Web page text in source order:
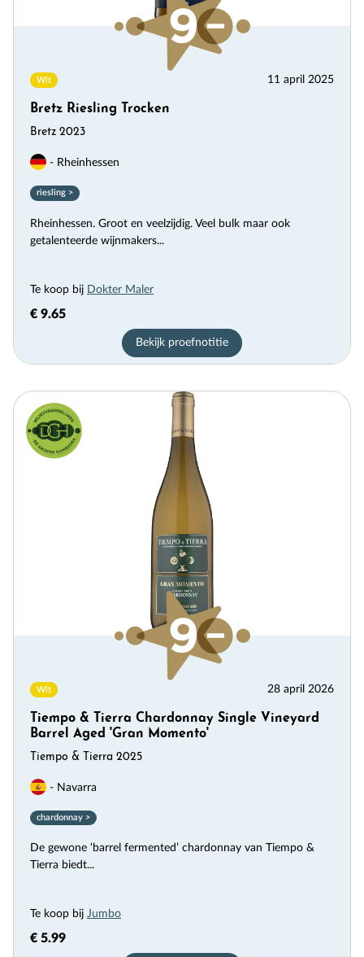
Wit 11 april 2025
Bretz Riesling Trocken
Bretz 2023
- Rheinhessen
riesling >
Rheinhessen. Groot en veelzijdig. Veel bulk maar ook
getalenteerde wijnmakers...
Te koop bij Dokter Maler
€ 9.65
Bekijk proefnotitie
Wit 28 april 2026
Tiempo & Tierra Chardonnay Single Vineyard
Barrel Aged 'Gran Momento'
Tiempo & Tierra 2025
- Navarra
chardonnay >
De gewone ‘barrel fermented’ chardonnay van Tiempo &
Tierra biedt...
Te koop bij Jumbo
€ 5.99